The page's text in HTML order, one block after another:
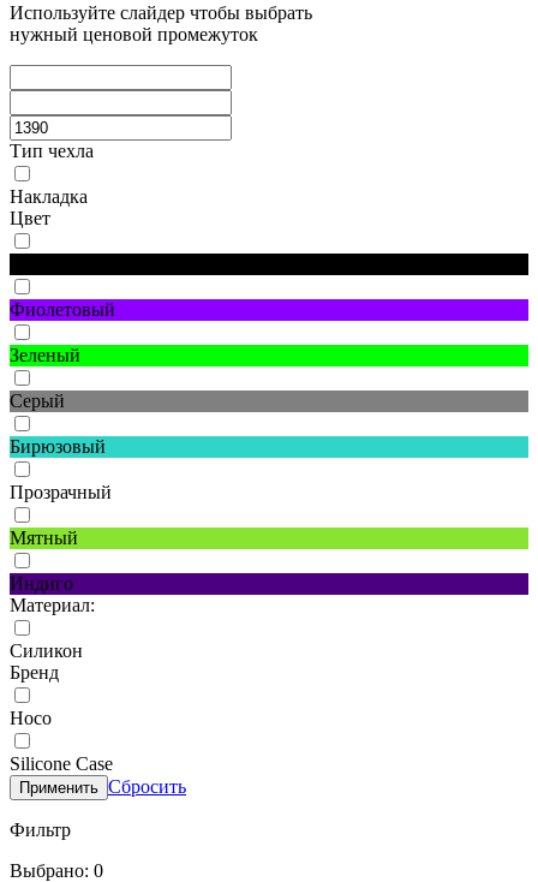
Используйте слайдер чтобы выбрать
нужный ценовой промежуток
Тип чехла
Накладка
Цвет
Фиолетовый
Зеленый
Серый
Бирюзовый
Прозрачный
Мятный
Индиго
Материал:
Силикон
Бренд
Hoco
Silicone Case
Применить Сбросить
Фильтр
Выбрано: 0